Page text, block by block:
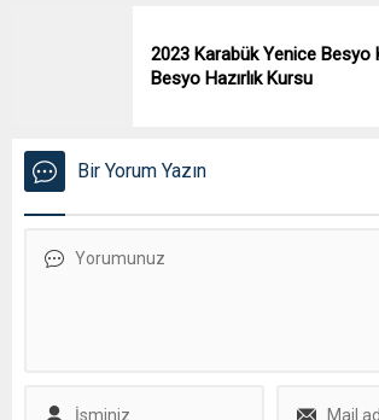
2023 Karabük Yenice Besyo
Besyo Hazırlık Kursu
Bir Yorum Yazın